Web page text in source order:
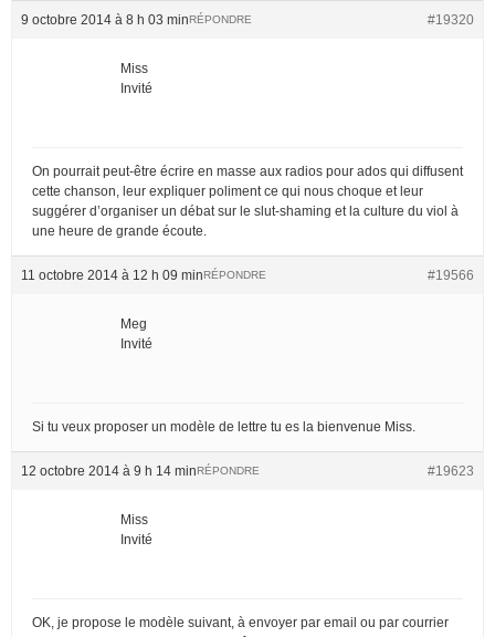
9 octobre 2014 à 8 h 03 min #19320
RÉPONDRE
Miss
Invité
On pourrait peut-être écrire en masse aux radios pour ados qui diffusent
cette chanson, leur expliquer poliment ce qui nous choque et leur
suggérer d’organiser un débat sur le slut-shaming et la culture du viol à
une heure de grande écoute.
11 octobre 2014 à 12 h 09 min #19566
RÉPONDRE
Meg
Invité
Si tu veux proposer un modèle de lettre tu es la bienvenue Miss.
12 octobre 2014 à 9 h 14 min #19623
RÉPONDRE
Miss
Invité
OK, je propose le modèle suivant, à envoyer par email ou par courrier